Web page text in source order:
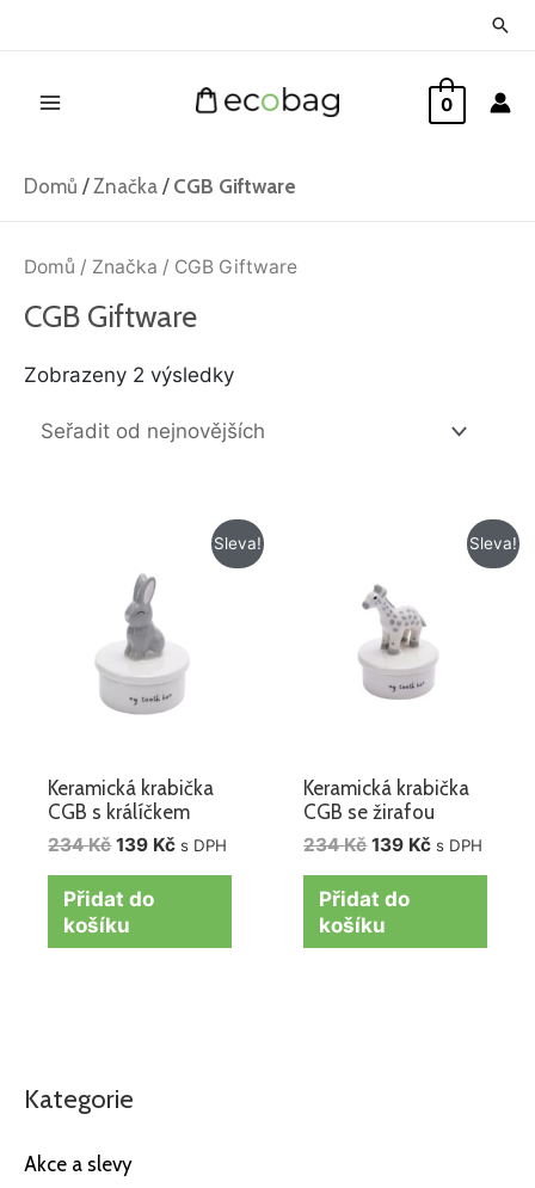
0
Domů /Značka / CGB Giftware
Kategorie
Akce a slevy
Domů / Značka / CGB Giftware
CGB Giftware
Zobrazeny 2 výsledky
nejnovějších
Sleva!
Keramická krabička
CGB s králíčkem
234Kč
byla:
234 Kč.
139 Kč
Aktuální
cena
s DPH
Přidat do
košíku
Sleva!
Keramická krabička
CGB se žirafou
234Kč
byla:
234 Kč.
139 Kč
Aktuální
cena
s DPH
Přidat do
košíku